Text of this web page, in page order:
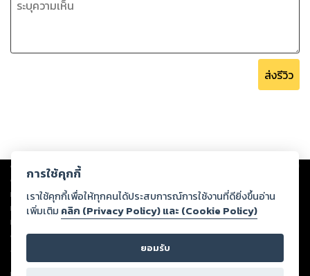
ส่งรีวิว
Copyright © 2026
ต่อผลงานหรือเนื้อหาใดที่อัปโหลดผ่านเว็บไซต์และปรากฏว่าละเมิดสิทธิใน
ทรัพย์สินทางปัญญาของบุคคลอื่นหรือขัดต่อกฎหมายและศีลธรรม ดังนั้น ผู้อ่าน
ทุกท่านโปรดใช้วิจารณญาณในการกลั่นกรองด้วยตนเอง และหากท่านพบว่าส่วน
หนึ่งส่วนใดขัดต่อกฎหมายและศีลธรรม กรุณาแจ้งมายังบริษัท เพื่อทีมงานจะได้
ดำเนินการในทันที ทั้งนี้ ทางสตอรี่ล็อกขอสงวนลิขสิทธิ์ตามพระราชบัญญัติ
ลิขสิทธิ์ พ.ศ. 2537 (ฉบับล่าสุด)
การใช้คุกกี้
เราใช้คุกกี้เพื่อให้ทุกคนได้ประสบการณ์การใช้งานที่ดียิ่งขึ้นอ่าน
เพิ่มเติม คลิก (Privacy Policy) และ (Cookie Policy)
ยอมรับ